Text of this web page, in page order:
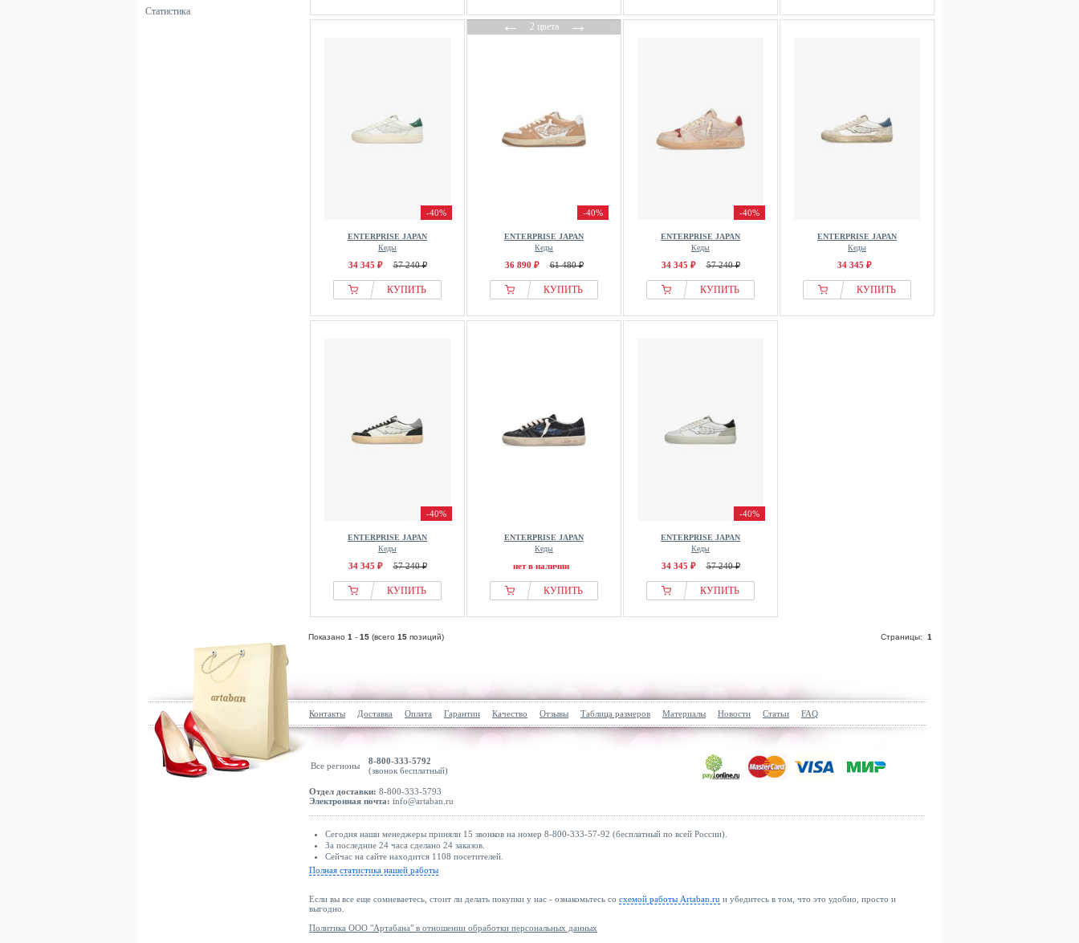
Статистика
-40%
ENTERPRISE JAPAN
Кеды
34 345 ₽ 57 240 ₽
КУПИТЬ
←2 цвета→
-40%
ENTERPRISE JAPAN
Кеды
36 890 ₽ 61 480 ₽
КУПИТЬ
-40%
ENTERPRISE JAPAN
Кеды
34 345 ₽ 57 240 ₽
КУПИТЬ
ENTERPRISE JAPAN
Кеды
34 345 ₽
КУПИТЬ
-40%
ENTERPRISE JAPAN
Кеды
34 345 ₽ 57 240 ₽
КУПИТЬ
ENTERPRISE JAPAN
Кеды
нет в наличии
КУПИТЬ
-40%
ENTERPRISE JAPAN
Кеды
34 345 ₽ 57 240 ₽
КУПИТЬ
Показано 1 - 15 (всего 15 позиций) Страницы: 1
Контакты Доставка Оплата Гарантии Качество Отзывы Таблица размеров Материалы Новости Статьи FAQ
Все регионы
8-800-333-5792
(звонок бесплатный)
Отдел доставки: 8-800-333-5793
Электронная почта: info@artaban.ru
Сегодня наши менеджеры приняли 15 звонков на номер 8-800-333-57-92 (бесплатный по всей России).
За последние 24 часа сделано 24 заказов.
Сейчас на сайте находится 1108 посетителей.
Полная статистика нашей работы
Если вы все еще сомневаетесь, стоит ли делать покупки у нас - ознакомьтесь со схемой работы Artaban.ru и убедитесь в том, что это удобно, просто и
выгодно.
Политика ООО "Артабана" в отношении обработки персональных данных